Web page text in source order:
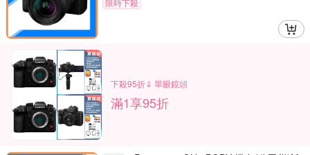
限時下殺
下殺95折⇓ 單眼鏡頭
滿1享95折